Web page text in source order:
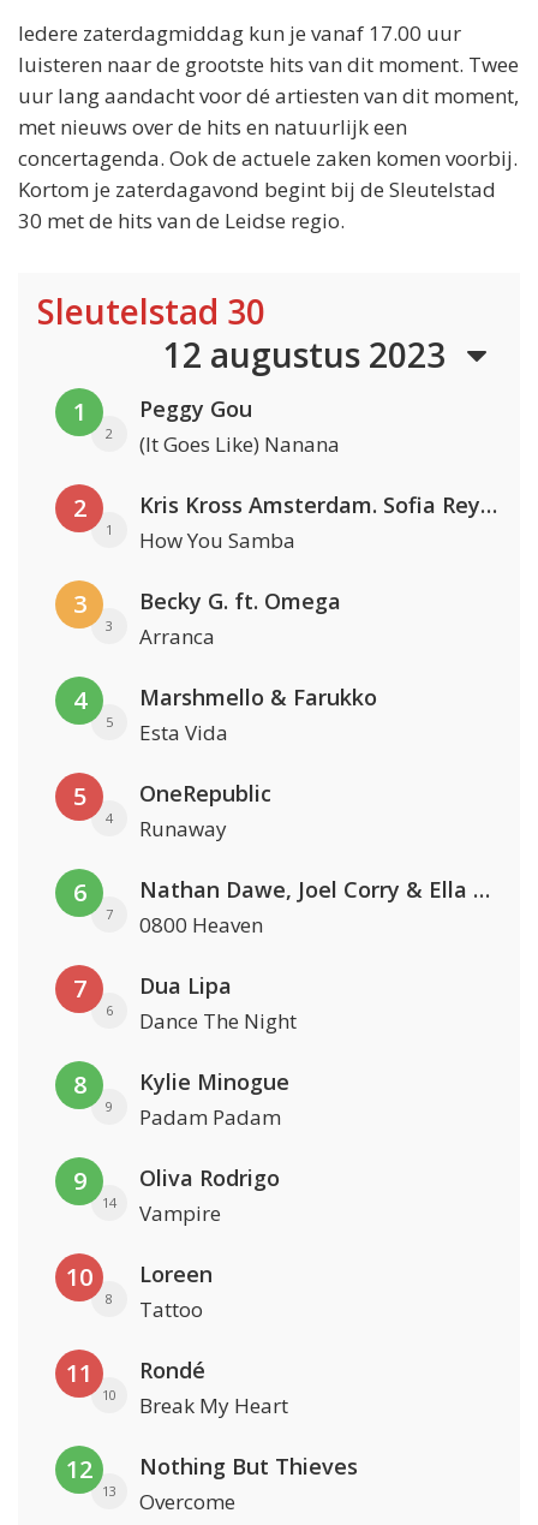
Iedere zaterdagmiddag kun je vanaf 17.00 uur
luisteren naar de grootste hits van dit moment. Twee
uur lang aandacht voor dé artiesten van dit moment,
met nieuws over de hits en natuurlijk een
concertagenda. Ook de actuele zaken komen voorbij.
Kortom je zaterdagavond begint bij de Sleutelstad
30 met de hits van de Leidse regio.
Sleutelstad 30
12 augustus 2023
1
2
Peggy Gou
(It Goes Like) Nanana
2
1
Kris Kross Amsterdam. Sofia Reyes & Tinie Tempah
How You Samba
3
3
Becky G. ft. Omega
Arranca
4
5
Marshmello & Farukko
Esta Vida
5
4
OneRepublic
Runaway
6
7
Nathan Dawe, Joel Corry & Ella Henderson
0800 Heaven
7
6
Dua Lipa
Dance The Night
8
9
Kylie Minogue
Padam Padam
9
14
Oliva Rodrigo
Vampire
10
8
Loreen
Tattoo
11
10
Rondé
Break My Heart
12
13
Nothing But Thieves
Overcome